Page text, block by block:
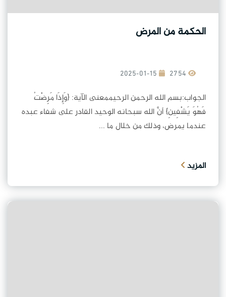
الحكمة من المرض
2025-01-15
الجواب:بسم الله الرحمن الرحيممعنى الآية: {وَإِذَا مَرِضْتُ
فَهُوَ يَشْفِينِ} أنَّ الله سبحانه الوحيد القادر على شفاء عبده
عندما يمرض، وذلك من خلال ما ...
المزيد